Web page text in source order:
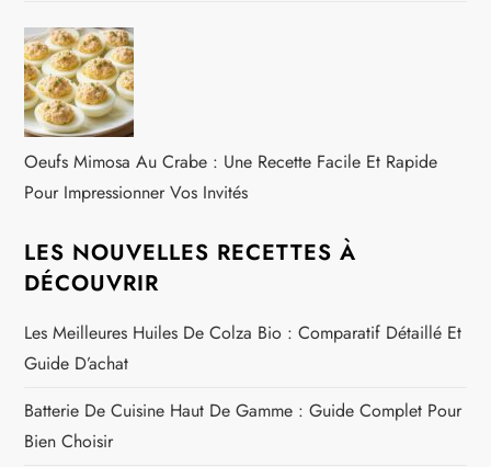
Oeufs Mimosa Au Crabe : Une Recette Facile Et Rapide
Pour Impressionner Vos Invités
LES NOUVELLES RECETTES À
DÉCOUVRIR
Les Meilleures Huiles De Colza Bio : Comparatif Détaillé Et
Guide D’achat
Batterie De Cuisine Haut De Gamme : Guide Complet Pour
Bien Choisir